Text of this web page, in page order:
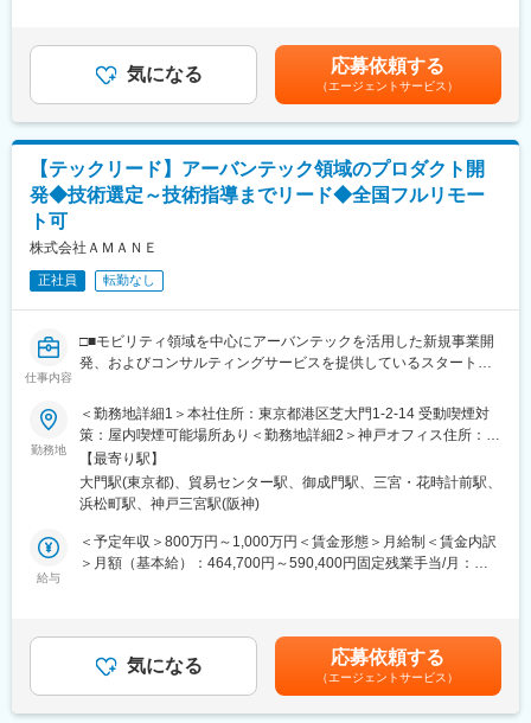
- カスタマーサクセスや営業との連携
開発環境
- 言語：TypeScript, JavaScript, Kotlin, Python, Swift
- フレームワーク：React, Spring Boot
- モバイル：React Native, Swift, Kotlin
- データ基盤：Snowflake, MySQL, BigQuery
- CI/CD：GitHub Actions, AWS CodePipeline
チーム体制
EM：2名※CTO兼務、正社員エンジニア：1名、業務委託エンジニ
ア：12名
変更の範囲：会社の定める業務
交通事業者や自動車業界関連のクライアントに対し、システム構
築の要件定義・プロジェクト進行管理を含めたシステム導入支援
をお任せいたします。
◇導入後の運用支援とフィードバックに対する改善
リーダーとして、マネージャーやエンジニアとコミュニケーショ
ドいただくポジションです。
交通事業者や自動車業界関連の企業を中心に、自治体やインフラ
企業等、幅広いクライアントとかかわります。
■プロジェクト例：
・モビリティハブの運営・回遊性向上など、モビリティにかかわ
る自社サービス開発
・EVの車両データ管理システムの企画～提供（e-mobilog）
・位置情報を使用した次世代水素プラントの配送効率化システム
開発
「都市生活と都市の持続可能性をアップデートする技術」です。
経験・スキル等を考慮した上で決定いたします。■昇給：年1回／
人事評価制度による■決算賞与：業績による■その他寸志などあり
賃金はあくまでも目安の金額であり、選考を通じて上下する可能
性があります。月給(月額)は固定手当を含めた表記です。
気になる 応募依頼する
（エージェントサービス）
【テックリード】アーバンテック領域のプロダクト開
発◆技術選定～技術指導までリード◆全国フルリモー
ト可
株式会社ＡＭＡＮＥ
正社員 転勤なし
仕事内容
□■モビリティ領域を中心にアーバンテックを活用した新規事業開
発、およびコンサルティングサービスを提供しているスタートア
◎大型・新規事業に携わることができる
◎クライアントと共にサービスモデルを検討し、システム開発に
取り組むテックリード
■業務概要：
当社のさらなる成長を、事業開発の面から推進していただきま
す。
アーバンテックを活用した幅広い新規事業の企画、開発、顧客候
■業務詳細：
モビリティ業界やインフラ企業など、主にエンタープライズ向け
プロジェクトにおいて、技術面からチームをリードしプロジェク
勤務地
＜勤務地詳細1＞本社住所：東京都港区芝大門1-2-14 受動喫煙対
策：屋内喫煙可能場所あり＜勤務地詳細2＞神戸オフィス住所：兵
庫県神戸市中央区磯辺通3-1-2 受動喫煙対策：屋内喫煙可能場所あ
り変更の範囲：会社の定める事業所（リモートワーク含む）
【最寄り駅】
大門駅(東京都)、貿易センター駅、御成門駅、三宮・花時計前駅、
浜松町駅、神戸三宮駅(阪神)
給与
＜予定年収＞800万円～1,000万円＜賃金形態＞月給制＜賃金内訳
＞月額（基本給）：464,700円～590,400円固定残業手当/月：
経験・スキル等を考慮した上で決定いたします。■昇給：年1回／
人事評価制度による■決算賞与：業績による■その他寸志などあり
賃金はあくまでも目安の金額であり、選考を通じて上下する可能
性があります。月給(月額)は固定手当を含めた表記です。
気になる 応募依頼する
（エージェントサービス）